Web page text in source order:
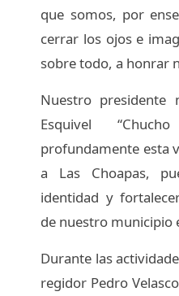
que somos, por
cerrar los ojos e
sobre todo, a honrar
Nuestro presidente
Esquivel
profundamente esta
a Las Choapas,
identidad y
de nuestro municipio
Durante las
regidor Pedro